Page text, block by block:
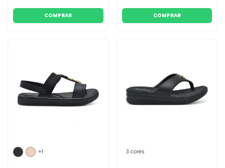
COMPRAR COMPRAR
+1 3 cores